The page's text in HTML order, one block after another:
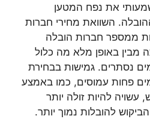
את נפח המטען
השוואת מחירי חברות
ממספר חברות הובלה
מבין באופן מלא מה כלול
נסתרים. גמישות בבחירת
פחות עמוסים, כמו באמצע
להיות זולה יותר
להובלות נמוך יותר.